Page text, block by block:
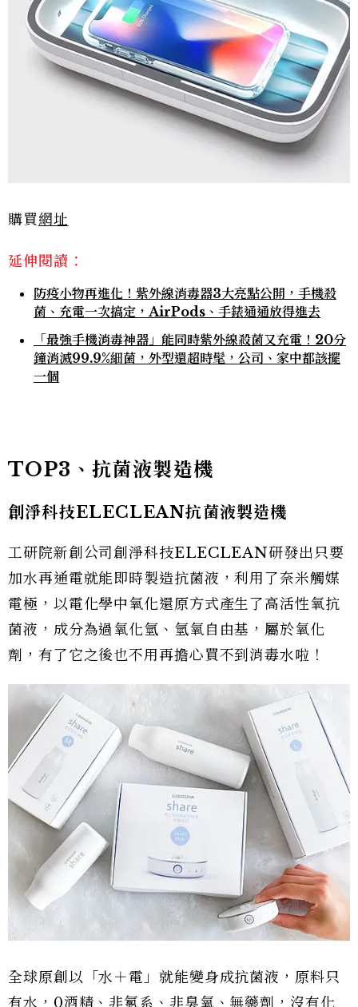
購買網址
延伸閱讀：
防疫小物再進化！紫外線消毒器3大亮點公開，手機殺
菌、充電一次搞定，AirPods、手錶通通放得進去
「最強手機消毒神器」能同時紫外線殺菌又充電！20分
鐘消滅99.9%細菌，外型還超時髦，公司、家中都該擺
一個
TOP3、抗菌液製造機
創淨科技ELECLEAN抗菌液製造機
工研院新創公司創淨科技ELECLEAN研發出只要
加水再通電就能即時製造抗菌液，利用了奈米觸媒
電極，以電化學中氧化還原方式產生了高活性氧抗
菌液，成分為過氧化氫、氫氧自由基，屬於氧化
劑，有了它之後也不用再擔心買不到消毒水啦！
全球原創以「水＋電」就能變身成抗菌液，原料只
有水，0酒精、非氯系、非臭氧、無藥劑，沒有化